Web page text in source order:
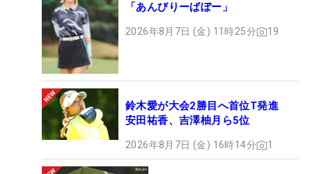
「あんびりーばぼー」
2026年8月7日 (金) 11時25分 19
鈴木愛が大会2勝目へ首位T発進
安田祐香、吉澤柚月ら5位
2026年8月7日 (金) 16時14分 1